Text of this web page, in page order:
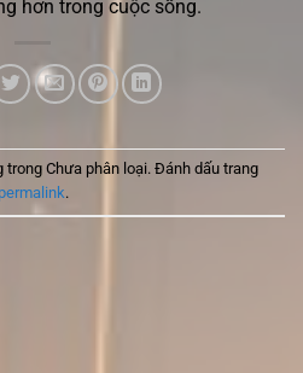
hơn trong cuộc sống.
Chưa phân loại. Đánh dấu trang
permalink.